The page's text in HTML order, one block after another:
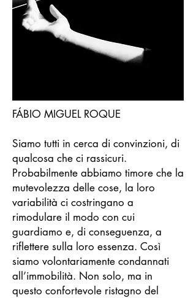
FÁBIO MIGUEL ROQUE
Siamo tutti in cerca di convinzioni, di
qualcosa che ci rassicuri.
Probabilmente abbiamo timore che la
mutevolezza delle cose, la loro
variabilità ci costringano a
rimodulare il modo con cui
guardiamo e, di conseguenza, a
riflettere sulla loro essenza. Così
siamo volontariamente condannati
all’immobilità. Non solo, ma in
questo confortevole ristagno del